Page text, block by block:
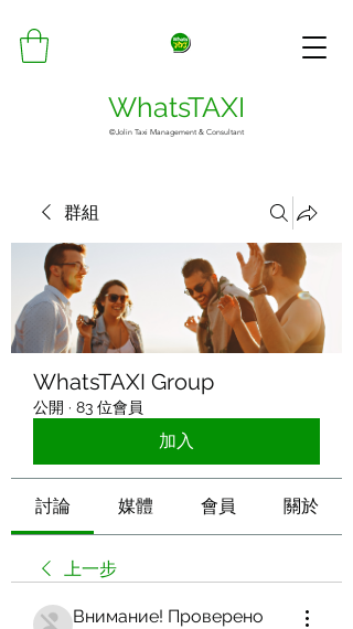
WhatsTAXI
©Jolin Taxi Management & Consultant
群組
WhatsTAXI Group
公開 · 83 位會員
加入
討論 媒體 會員 關於
上一步
Внимание! Проверено